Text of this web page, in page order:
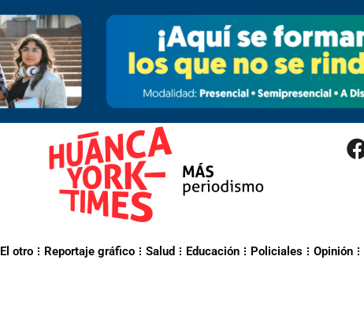
El otro Reportaje gráfico Salud Educación Policiales Opinión